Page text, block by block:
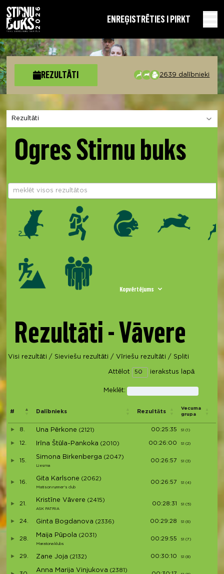
ENREĢISTRĒTIES I PIRKT
REZULTĀTI 2639 dalībnieki
Izvēlies sadaļu
Ogres Stirnu buks
Kopvērtējums
Rezultāti - Vāvere
Visi rezultāti / Sieviešu rezultāti / Vīriešu rezultāti / Spliti
Attēlot ierakstus lapā
Meklēt:
# Dalībnieks Rezultāts
Vecuma
grupa
8. Una Pērkone (2121) 00:25:35 S1 (1)
12. Irīna Štūla-Pankoka (2010) 00:26:00 S1 (2)
15.
Simona Birkenberga (2047)
Liesma
00:26:57 S1 (3)
16.
Gita Karlsone (2062)
Matison runner's club
00:26:57 S1 (4)
21.
Kristīne Vāvere (2415)
ASK PATRIA
00:28:31 S1 (5)
24. Ginta Bogdanova (2336) 00:29:28 S1 (6)
28.
Maija Pūpola (2031)
Maratona klubs
00:29:55 S1 (7)
29. Zane Joja (2132) 00:30:10 S1 (8)
Anna Marija Vinjukova (2381)